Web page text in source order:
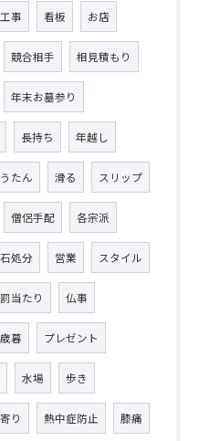
事 看板 お店
競合相手 相見積もり
年末お墓参り
長持ち 年越し
たん 滑る スリップ
僧侶手配 各宗派
処分 営業 スタイル
罰当たり 仏事
暮 プレゼント
水場 歩き
り 熱中症防止 膝痛